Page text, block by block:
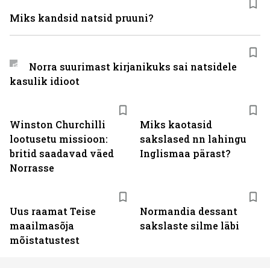
Winston Churchilli
lootusetu missioon:
britid saadavad väed
Norrasse
Miks kaotasid
sakslased nn lahingu
Inglismaa pärast?
Uus raamat Teise
maailmasõja
mõistatustest
Normandia dessant
sakslaste silme läbi
Miks kandsid natsid pruuni?
Norra suurimast kirjanikuks sai natsidele
kasulik idioot